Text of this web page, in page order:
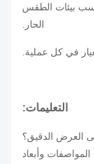
بيئات الطقس
كل عملية.
التعليمات:
وأبعاد